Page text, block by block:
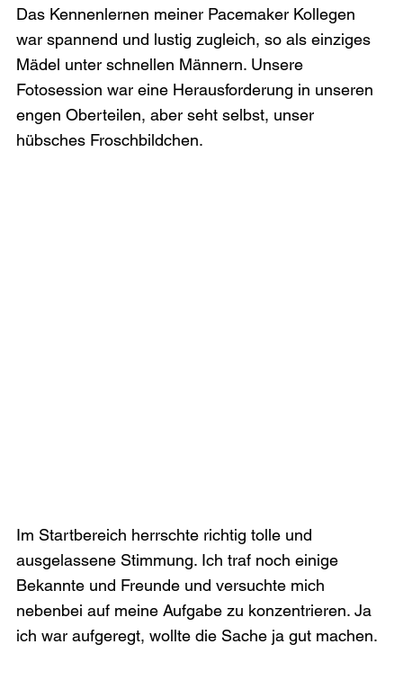
Das Kennenlernen meiner Pacemaker Kollegen
war spannend und lustig zugleich, so als einziges
Mädel unter schnellen Männern. Unsere
Fotosession war eine Herausforderung in unseren
engen Oberteilen, aber seht selbst, unser
hübsches Froschbildchen.
Im Startbereich herrschte richtig tolle und
ausgelassene Stimmung. Ich traf noch einige
Bekannte und Freunde und versuchte mich
nebenbei auf meine Aufgabe zu konzentrieren. Ja
ich war aufgeregt, wollte die Sache ja gut machen.